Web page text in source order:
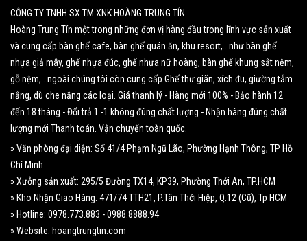
CÔNG TY TNHH SX TM XNK HOÀNG TRUNG TÍN
Hoàng Trung Tín một trong những đơn vị hàng đầu trong lĩnh vực sản xuất
và cung cấp bàn ghế cafe, bàn ghế quán ăn, khu resort,.. như bàn ghế
nhựa giả mây, ghế nhựa đúc, ghế nhựa nữ hoàng, bàn ghế khung sắt nệm,
gỗ nệm,.. ngoài chúng tôi còn cung cấp Ghế thư giãn, xích đu, giường tắm
nắng, dù che nắng các loại. Giá thanh lý - Hàng mới 100% - Bảo hành 12
đến 18 tháng - Đổi trả 1 -1 không đúng chất lượng - Nhận hàng đúng chất
lượng mới Thanh toán. Vận chuyển toàn quốc.
» Văn phòng đại diện: Số 41/4 Phạm Ngũ Lão, Phường Hạnh Thông, TP Hồ
Chí Minh
» Xưởng sản xuất: 295/5 Đường TX14, KP39, Phường Thới An, TP.HCM
» Kho Nhận Giao Hàng: 471/74 TTH21, P.Tân Thới Hiệp, Q.12 (Cũ), Tp HCM
» Hotline: 0978.773.883 - 0988.8888.94
» Website: hoangtrungtin.com